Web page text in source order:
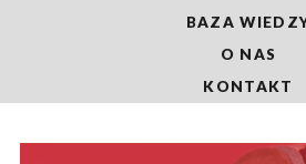
BAZA
O NAS
KONTAKT